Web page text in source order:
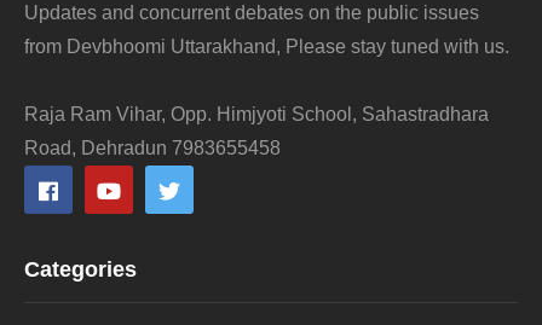
Updates and concurrent debates on the public issues
from Devbhoomi Uttarakhand, Please stay tuned with us.
Raja Ram Vihar, Opp. Himjyoti School, Sahastradhara
Road, Dehradun 7983655458
Categories